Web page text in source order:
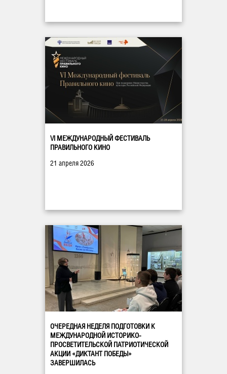
VI МЕЖДУНАРОДНЫЙ ФЕСТИВАЛЬ
ПРАВИЛЬНОГО КИНО
21 апреля 2026
ОЧЕРЕДНАЯ НЕДЕЛЯ ПОДГОТОВКИ К
МЕЖДУНАРОДНОЙ ИСТОРИКО-
ПРОСВЕТИТЕЛЬСКОЙ ПАТРИОТИЧЕСКОЙ
АКЦИИ «ДИКТАНТ ПОБЕДЫ»
ЗАВЕРШИЛАСЬ